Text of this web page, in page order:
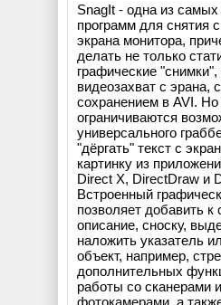
SnagIt - одна из
программ для снятия
экрана монитора,
делать не только
графические
видеозахват с
сохранением в AVI.
ограничиваются
универсального
"дёргать" текст с
картинку из
Direct X, DirectDraw и
Встроенный
позволяет добавить к
описание, сноску,
наложить указатель
объект, например,
дополнительных
работы со сканерами
фотокамерами, а